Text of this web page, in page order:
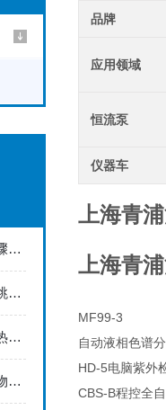
一恒鼓风干燥箱的使用步骤和注意事项
数显磁力搅拌器为什么会跳子，如何正确安装？
高温压力蒸汽灭菌器的湿热灭菌原理与压力容器安全设计
洁净工作台能代替科研生物安全柜吗，看完不就明白了
品牌
应用领域
恒流泵
仪器车
上海青
上海青
MF99-3
自动液相色谱
HD-5电脑紫外
CBS-B程控全